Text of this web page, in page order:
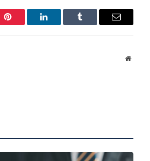
Pinterest LinkedIn Tumblr Email
Website